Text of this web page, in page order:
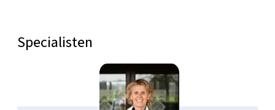
Specialisten